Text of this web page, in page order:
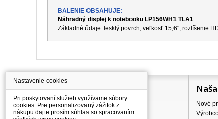
BALENIE OBSAHUJE:
Náhradný displej k notebooku LP156WH1 TLA1
Základné údaje: lesklý povrch, veľkosť 15,6", rozlíšenie
Information
Všetko o nákupe
Ceny dopravného
Nové
Nastavenie cookies
Pri poskytovaní služieb využívame súbory
cookies. Pre personalizovaný zážitok z
nákupu dajte prosím súhlas so spracovaním